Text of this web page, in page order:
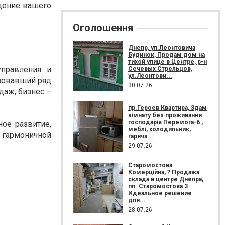
вашего
и
ряд
бизнес –
развитие,
Оголошення
Днепр, ул.Леонтовича
Будинок, Продам дом на
тихой улице в Центре, р-н
Сечевых Стрельцов,
ул.Леонтови...
30.07.26
пр.Героев Квартира, Здам
кімнату без проживання
господарів Перемога-6 ,
меблі, холодильник,
гаряча...
29.07.26
Старомостова
Комерційна, ? Продажа
склада в центре Днепра,
пл. Старомостова 3
Идеальное решение
для...
28.07.26